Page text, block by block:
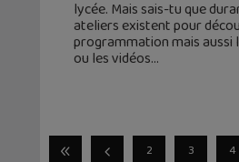
lycée. Mais sais-tu que
ateliers existent pour
programmation mais aussi
ou les vidéos
2 3 4